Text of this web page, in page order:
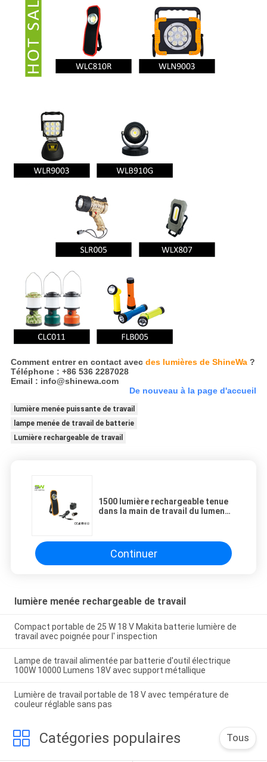
Comment entrer en contact avec des lumières de ShineWa?
Téléphone : +86 536 2287028
Email : info@shinewa.com
De nouveau à la page d'accueil
lumière menée puissante de travail
lampe menée de travail de batterie
Lumière rechargeable de travail
1500 lumière rechargeable tenue
dans la main de travail du lumen
Continuer
lumière menée rechargeable de travail
Compact portable de 25 W 18 V Makita batterie lumière de
travail avec poignée pour l' inspection
Lampe de travail alimentée par batterie d'outil électrique
100W 10000 Lumens 18V avec support métallique
Lumière de travail portable de 18 V avec température de
couleur réglable sans pas
Catégories populaires Tous